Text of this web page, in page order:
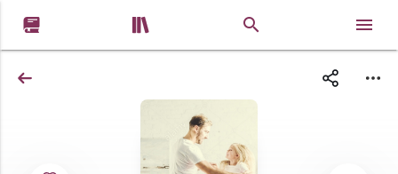
 